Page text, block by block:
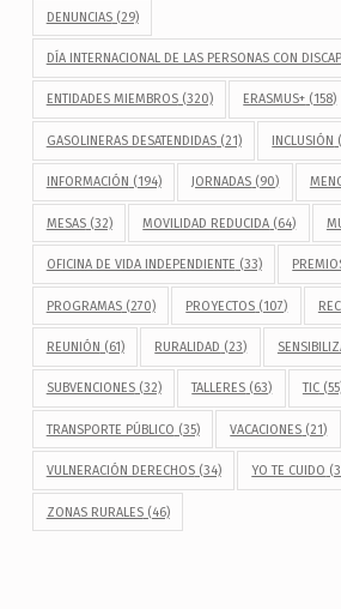
DENUNCIAS(29)
DÍA INTERNACIONAL DE LAS PERSONAS CON
ENTIDADES MIEMBROS(320) ERASMUS+ (158)
GASOLINERAS DESATENDIDAS(21) INCLUSIÓN
INFORMACIÓN (194) JORNADAS (90)
MESAS(32) MOVILIDAD REDUCIDA (64)
OFICINA DE VIDA INDEPENDIENTE (33)
PROGRAMAS(270) PROYECTOS (107)
REUNIÓN (61) RURALIDAD (23)
SUBVENCIONES(32) TALLERES (63) TIC
TRANSPORTE PÚBLICO (35) VACACIONES (21)
VULNERACIÓN DERECHOS(34) YO TE CUIDO
ZONAS RURALES(46)